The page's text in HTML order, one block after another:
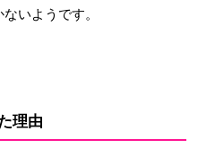
いようです。
理由